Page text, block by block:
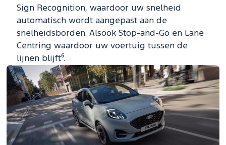
Sign Recognition, waardoor uw snelheid
automatisch wordt aangepast aan de
snelheidsborden. Alsook Stop-and-Go en Lane
Centring waardoor uw voertuig tussen de
lijnen blijft⁶.